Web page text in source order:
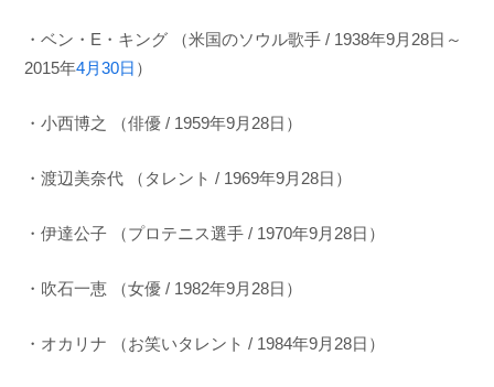
・ベン・E・キング （米国のソウル歌手 / 1938年9月28日～
2015年4月30日 ）
・小西博之 （俳優 / 1959年9月28日）
・渡辺美奈代 （タレント / 1969年9月28日）
・伊達公子 （プロテニス選手 / 1970年9月28日）
・吹石一恵 （女優 / 1982年9月28日）
・オカリナ （お笑いタレント / 1984年9月28日）